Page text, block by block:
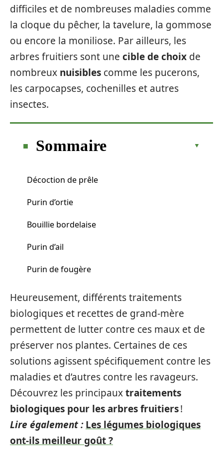
difficiles et de nombreuses maladies comme
la cloque du pêcher, la tavelure, la gommose
ou encore la moniliose. Par ailleurs, les
arbres fruitiers sont une cible de choix de
nombreux nuisibles comme les pucerons,
les carpocapses, cochenilles et autres
insectes.
Sommaire
Décoction de prêle
Purin d’ortie
Bouillie bordelaise
Purin d’ail
Purin de fougère
Heureusement, différents traitements
biologiques et recettes de grand-mère
permettent de lutter contre ces maux et de
préserver nos plantes. Certaines de ces
solutions agissent spécifiquement contre les
maladies et d’autres contre les ravageurs.
Découvrez les principauxtraitements
biologiques pour les arbres fruitiers!
Lire également : Les légumes biologiques
ont-ils meilleur goût ?